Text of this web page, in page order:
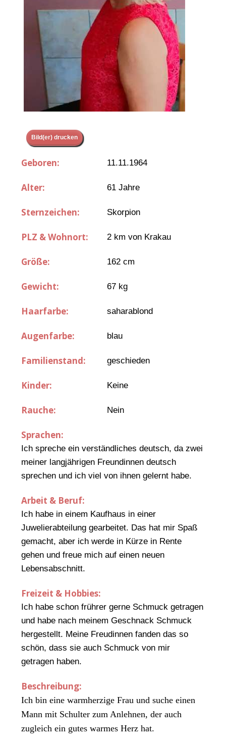
Bild(er) drucken
Geboren: 11.11.1964
Alter: 61 Jahre
Sternzeichen: Skorpion
PLZ & Wohnort: 2 km von Krakau
Größe: 162 cm
Gewicht: 67 kg
Haarfarbe: saharablond
Augenfarbe: blau
Familienstand: geschieden
Kinder: Keine
Rauche: Nein
Sprachen:
Ich spreche ein verständliches deutsch, da zwei
meiner langjährigen Freundinnen deutsch
sprechen und ich viel von ihnen gelernt habe.
Arbeit & Beruf:
Ich habe in einem Kaufhaus in einer
Juwelierabteilung gearbeitet. Das hat mir Spaß
gemacht, aber ich werde in Kürze in Rente
gehen und freue mich auf einen neuen
Lebensabschnitt.
Freizeit & Hobbies:
Ich habe schon frührer gerne Schmuck getragen
und habe nach meinem Geschnack Schmuck
hergestellt. Meine Freudinnen fanden das so
schön, dass sie auch Schmuck von mir
getragen haben.
Beschreibung:
Ich bin eine warmherzige Frau und suche einen
Mann mit Schulter zum Anlehnen, der auch
zugleich ein gutes warmes Herz hat.